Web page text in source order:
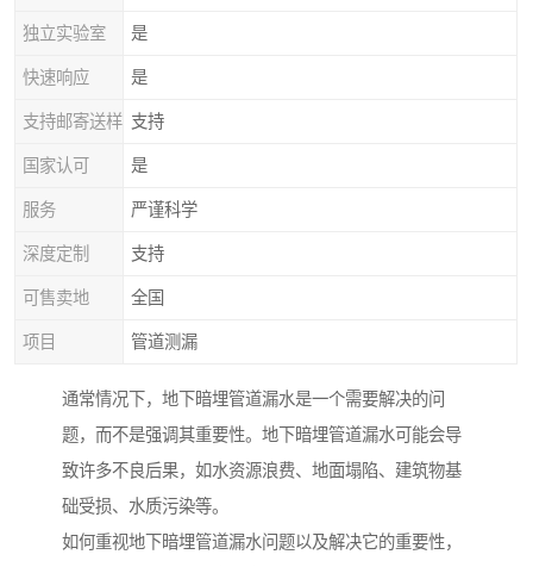
独立实验室 是
快速响应 是
支持邮寄送样 支持
国家认可 是
服务 严谨科学
深度定制 支持
可售卖地 全国
项目 管道测漏
通常情况下，地下暗埋管道漏水是一个需要解决的问
题，而不是强调其重要性。地下暗埋管道漏水可能会导
致许多不良后果，如水资源浪费、地面塌陷、建筑物基
础受损、水质污染等。
如何重视地下暗埋管道漏水问题以及解决它的重要性，